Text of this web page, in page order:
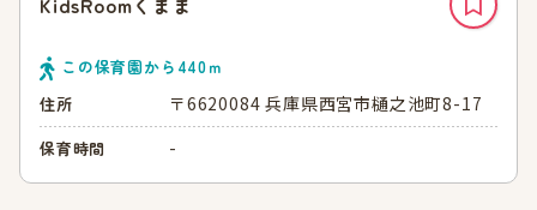
この保育園から 440ｍ
住所
〒6620084 兵庫県西宮市樋之池町8-17
保育時間 -